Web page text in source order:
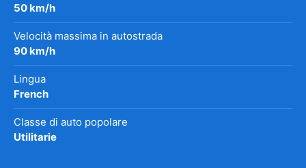
50 km/h
Velocità massima in autostrada
90 km/h
Lingua
French
Classe di auto popolare
Utilitarie